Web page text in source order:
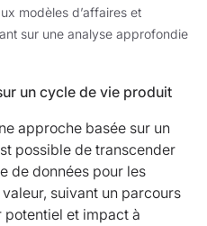
modèles d’affaires et
sur une analyse approfondie
un cycle de vie produit
approche basée sur un
possible de transcender
de données pour les
suivant un parcours
et impact à